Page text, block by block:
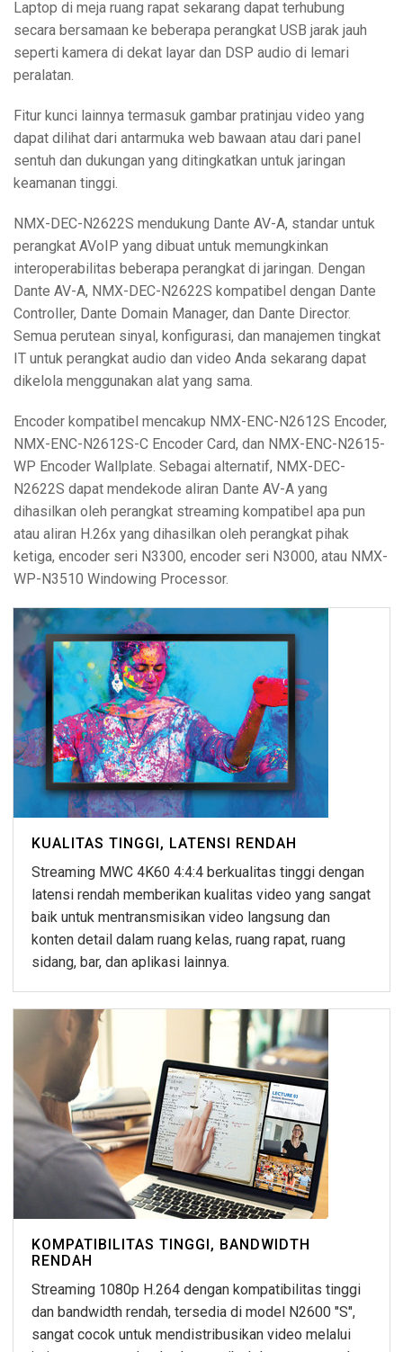
Laptop di meja ruang rapat sekarang dapat terhubung
secara bersamaan ke beberapa perangkat USB jarak jauh
seperti kamera di dekat layar dan DSP audio di lemari
peralatan.
Fitur kunci lainnya termasuk gambar pratinjau video yang
dapat dilihat dari antarmuka web bawaan atau dari panel
sentuh dan dukungan yang ditingkatkan untuk jaringan
keamanan tinggi.
NMX-DEC-N2622S mendukung Dante AV-A, standar untuk
perangkat AVoIP yang dibuat untuk memungkinkan
interoperabilitas beberapa perangkat di jaringan. Dengan
Dante AV-A, NMX-DEC-N2622S kompatibel dengan Dante
Controller, Dante Domain Manager, dan Dante Director.
Semua perutean sinyal, konfigurasi, dan manajemen tingkat
IT untuk perangkat audio dan video Anda sekarang dapat
dikelola menggunakan alat yang sama.
Encoder kompatibel mencakup NMX-ENC-N2612S Encoder,
NMX-ENC-N2612S-C Encoder Card, dan NMX-ENC-N2615-
WP Encoder Wallplate. Sebagai alternatif, NMX-DEC-
N2622S dapat mendekode aliran Dante AV-A yang
dihasilkan oleh perangkat streaming kompatibel apa pun
atau aliran H.26x yang dihasilkan oleh perangkat pihak
ketiga, encoder seri N3300, encoder seri N3000, atau NMX-
WP-N3510 Windowing Processor.
KUALITAS TINGGI, LATENSI RENDAH
Streaming MWC 4K60 4:4:4 berkualitas tinggi dengan
latensi rendah memberikan kualitas video yang sangat
baik untuk mentransmisikan video langsung dan
konten detail dalam ruang kelas, ruang rapat, ruang
sidang, bar, dan aplikasi lainnya.
KOMPATIBILITAS TINGGI, BANDWIDTH
RENDAH
Streaming 1080p H.264 dengan kompatibilitas tinggi
dan bandwidth rendah, tersedia di model N2600 "S",
sangat cocok untuk mendistribusikan video melalui